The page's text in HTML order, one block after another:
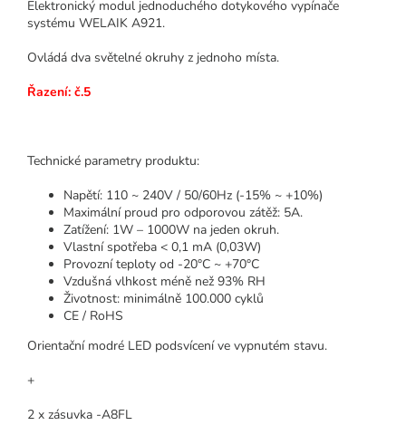
Elektronický modul jednoduchého dotykového vypínače
systému WELAIK A921.
Ovládá dva světelné okruhy z jednoho místa.
Řazení: č.5
Technické parametry produktu:
Napětí: 110 ~ 240V / 50/60Hz (-15% ~ +10%)
Maximální proud pro odporovou zátěž: 5A.
Zatížení: 1W – 1000W na jeden okruh.
Vlastní spotřeba < 0,1 mA (0,03W)
Provozní teploty od -20°C ~ +70°C
Vzdušná vlhkost méně než 93% RH
Životnost: minimálně 100.000 cyklů
CE / RoHS
Orientační modré LED podsvícení ve vypnutém stavu.
+
2 x zásuvka -A8FL